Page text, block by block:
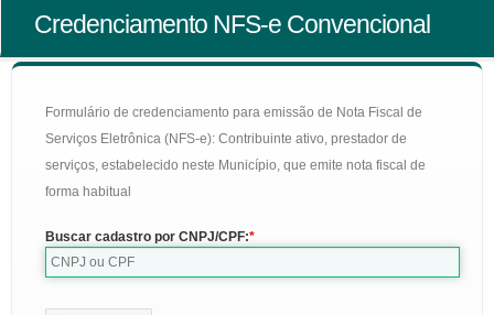
Credenciamento NFS-e Convencional
Formulário de credenciamento para emissão de Nota Fiscal de
Serviços Eletrônica (NFS-e): Contribuinte ativo, prestador de
serviços, estabelecido neste Município, que emite nota fiscal de
forma habitual
Buscar cadastro por CNPJ/CPF: